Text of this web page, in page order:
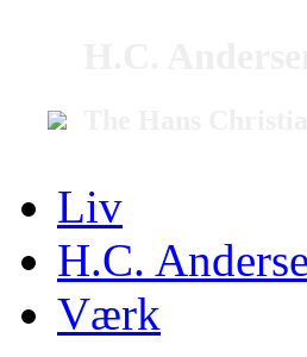
Liv
H.C.
Værk